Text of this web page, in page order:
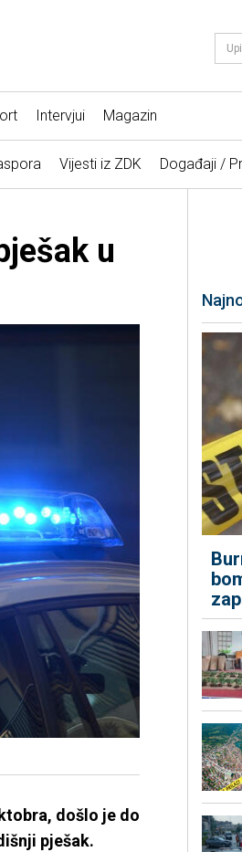
Intervjui Magazin
Vijesti iz ZDK Događaji /
u
došlo je do
pješak.